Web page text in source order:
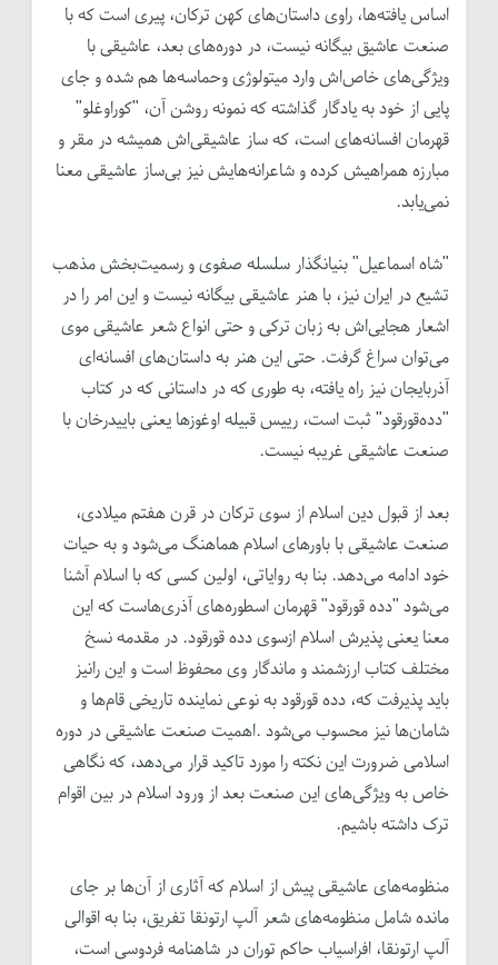
اساس یافته‌ها، راوی داستان‌های کهن ترکان، پیری است که با
صنعت عاشیق بیگانه نیست، در دوره‌های بعد، عاشیقی با
ویژگی‌های خاص‌اش وارد میتولوژی وحماسه‌ها هم شده و جای
پایی از خود به یادگار گذاشته که نمونه روشن آن، "کوراوغلو"
قهرمان افسانه‌های است، که ساز عاشیقی‌اش همیشه در مقر و
مبارزه همراهیش کرده و شاعرانه‌هایش نیز بی‌ساز عاشیقی معنا
نمی‌یابد.
"شاه اسماعیل" بنیانگذار سلسله صفوی و رسمیت‌بخش مذهب
تشیع در ایران نیز، با هنر عاشیقی بیگانه نیست و این امر را در
اشعار هجایی‌اش به زبان ترکی و حتی انواع شعر عاشیقی موی
می‌توان سراغ گرفت. حتی این هنر به داستان‌های افسانه‌ای
آذربایجان نیز راه یافته، به طوری که در داستانی که در کتاب
"‌دده‌قورقود" ثبت است، رییس قبیله اوغوزها یعنی باییدرخان با
صنعت عاشیقی غریبه نیست.
بعد از قبول دین اسلام از سوی ترکان در قرن هفتم میلادی،
صنعت عاشیقی با باورهای اسلام هماهنگ می‌شود و به حیات
خود ادامه می‌دهد. بنا به روایاتی، اولین کسی که با اسلام آشنا
می‌شود "د‌ده قورقود" قهرمان اسطوره‌های آذری‌هاست که این
معنا یعنی پذیرش اسلام ازسوی د‌ده قورقود. در مقدمه نسخ
مختلف کتاب ارزشمند و ماندگار وی محفوظ است و این رانیز
باید پذیرفت که، دده قورقود به نوعی نماینده تاریخی قام‌ها و
شامان‌ها نیز محسوب می‌شود .اهمیت صنعت عاشیقی در دوره
اسلامی ضرورت این نکته را مورد تاکید قرار می‌دهد، که نگاهی
خاص به ویژگی‌های این صنعت بعد از ورود اسلام در بین اقوام
ترک داشته باشیم.
منظومه‌های عاشیقی پیش از اسلام که آثاری از آن‌ها بر جای
مانده شامل منظومه‌های شعر آلپ ارتونقا تفریق، بنا به اقوالی
آلپ ارتونقا، افراسیاب حاکم توران در شاهنامه فردوسی است،